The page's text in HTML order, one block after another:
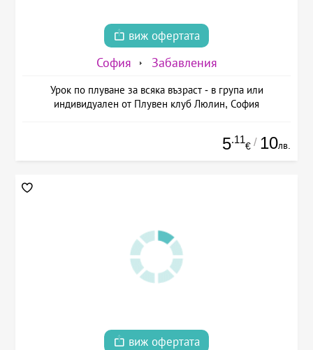
виж офертата
София Забавления
Урок по плуване за всяка възраст - в група или
индивидуален от Плувен клуб Люлин, София
5.11
€ / 10лв.
виж офертата